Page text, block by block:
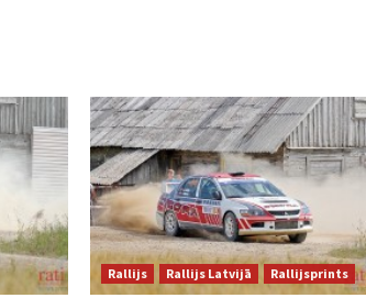
Rallijs Rallijs Latvijā Rallijsprints